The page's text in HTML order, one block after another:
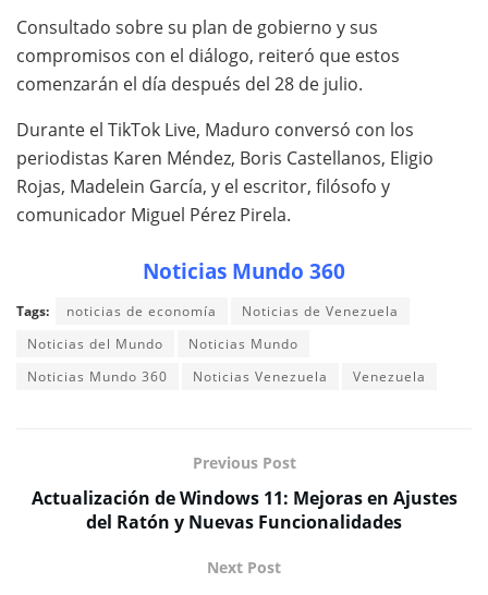
Consultado sobre su plan de gobierno y sus
compromisos con el diálogo, reiteró que estos
comenzarán el día después del 28 de julio.
Durante el TikTok Live, Maduro conversó con los
periodistas Karen Méndez, Boris Castellanos, Eligio
Rojas, Madelein García, y el escritor, filósofo y
comunicador Miguel Pérez Pirela.
Noticias Mundo 360
Tags: noticias de economía
Noticias de Venezuela
Noticias del Mundo
Noticias Mundo
Noticias Mundo 360
Noticias Venezuela Venezuela
Previous Post
Actualización de Windows 11: Mejoras en Ajustes
del Ratón y Nuevas Funcionalidades
Next Post